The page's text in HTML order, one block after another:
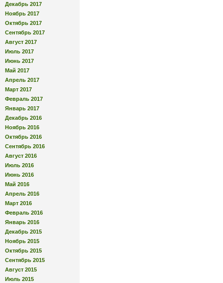
Декабрь 2017
Ноябрь 2017
Октябрь 2017
Сентябрь 2017
Август 2017
Июль 2017
Июнь 2017
Май 2017
Апрель 2017
Март 2017
Февраль 2017
Январь 2017
Декабрь 2016
Ноябрь 2016
Октябрь 2016
Сентябрь 2016
Август 2016
Июль 2016
Июнь 2016
Май 2016
Апрель 2016
Март 2016
Февраль 2016
Январь 2016
Декабрь 2015
Ноябрь 2015
Октябрь 2015
Сентябрь 2015
Август 2015
Июль 2015